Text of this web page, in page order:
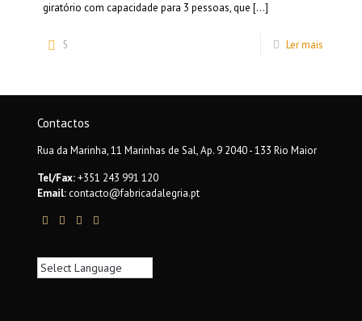
giratório com capacidade para 3 pessoas, que […]
5 Ler mais
Contactos
Rua da Marinha, 11 Marinhas de Sal, Ap. 9 2040 - 133 Rio Maior
Tel/Fax:+351 243 991 120
Email:contacto@fabricadalegria.pt